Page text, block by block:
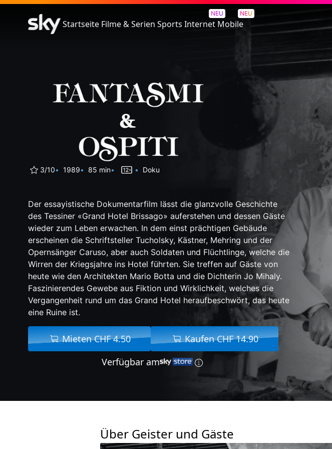
Startseite Filme & Serien Sports
NEU
Internet
NEU
Mobile
Geister und Gäste
3/10 1989 85 min Doku
Der essayistische Dokumentarfilm lässt die glanzvolle Geschichte
des Tessiner «Grand Hotel Brissago» auferstehen und dessen Gäste
wieder zum Leben erwachen. In dem einst prächtigen Gebäude
erscheinen die Schriftsteller Tucholsky, Kästner, Mehring und der
Opernsänger Caruso, aber auch Soldaten und Flüchtlinge, welche die
Wirren der Kriegsjahre ins Hotel führten. Sie treffen auf Gäste von
heute wie den Architekten Mario Botta und die Dichterin Jo Mihaly.
Faszinierendes Gewebe aus Fiktion und Wirklichkeit, welches die
Vergangenheit rund um das Grand Hotel heraufbeschwört, das heute
eine Ruine ist.
Mieten CHF 4.50
Kaufen CHF 14.90
Verfügbar am
Über Geister und Gäste